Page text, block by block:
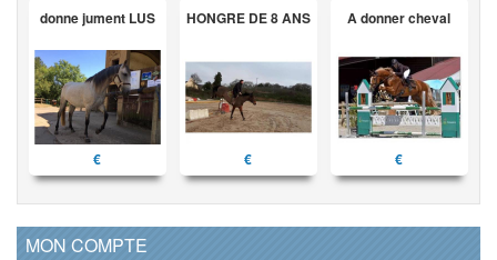
donne jument LUS
€
HONGRE DE 8 ANS
€
A donner cheval
€
MON COMPTE